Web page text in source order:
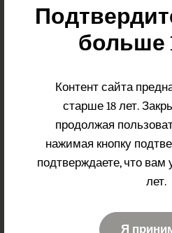
Сорт винограда:
винограда:
Аромат:
больше
Контент сайта
старше 18 лет.
продолжая
нажимая кнопку
подтверждаете, что вам
лет.
Я